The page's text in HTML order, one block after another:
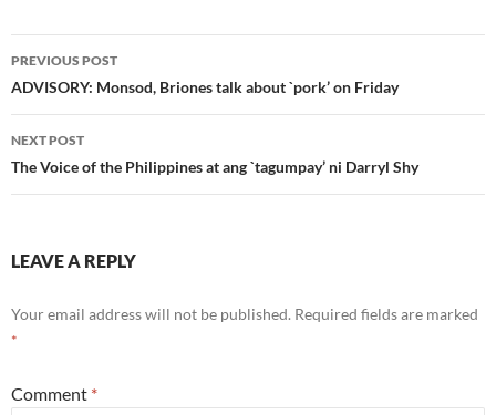
Post
navigation
PREVIOUS POST
ADVISORY: Monsod, Briones talk about `pork’ on Friday
NEXT POST
The Voice of the Philippines at ang `tagumpay’ ni Darryl Shy
LEAVE A REPLY
Your email address will not be published. Required fields are marked
*
Comment *